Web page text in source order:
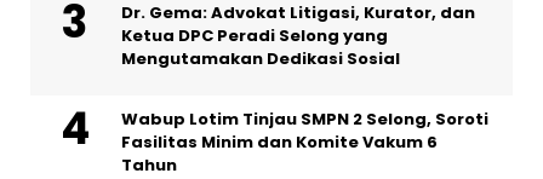
Dr. Gema: Advokat Litigasi, Kurator, dan
Ketua DPC Peradi Selong yang
Mengutamakan Dedikasi Sosial
Wabup Lotim Tinjau SMPN 2 Selong, Soroti
Fasilitas Minim dan Komite Vakum 6
Tahun